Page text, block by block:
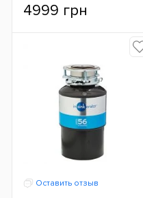
4999 грн
Оставить отзыв